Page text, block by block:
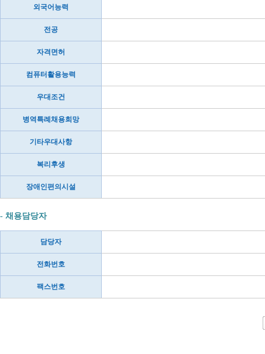
외국어능력
전공
자격면허
컴퓨터활용능력
우대조건
병역특례채용희망
기타우대사항
복리후생
장애인편의시설
- 채용담당자
담당자
전화번호
팩스번호